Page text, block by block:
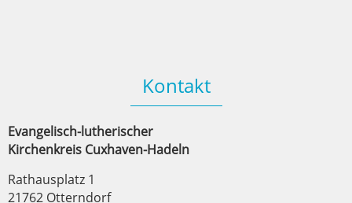
Kontakt
Evangelisch-lutherischer
Kirchenkreis Cuxhaven-Hadeln
Rathausplatz 1
21762 Otterndorf